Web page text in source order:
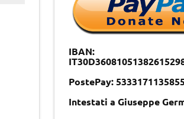
IBAN:
PostePay:
Intestati a Giuseppe